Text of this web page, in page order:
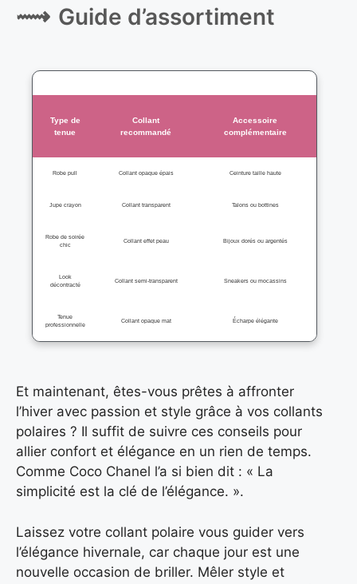
Guide d’assortiment
Type de
tenue
Collant
recommandé
Accessoire
complémentaire
Robe pull Collant opaque épais Ceinture taille haute
Jupe crayon Collant transparent Talons ou bottines
Robe de soirée
chic
Collant effet peau Bijoux dorés ou argentés
Look
décontracté
Collant semi-transparent Sneakers ou mocassins
Tenue
professionnelle
Collant opaque mat Écharpe élégante
Et maintenant, êtes-vous prêtes à affronter
l’hiver avec passion et style grâce à vos collants
polaires ? Il suffit de suivre ces conseils pour
allier confort et élégance en un rien de temps.
Comme Coco Chanel l’a si bien dit : « La
simplicité est la clé de l’élégance. ».
Laissez votre collant polaire vous guider vers
l’élégance hivernale, car chaque jour est une
nouvelle occasion de briller. Mêler style et